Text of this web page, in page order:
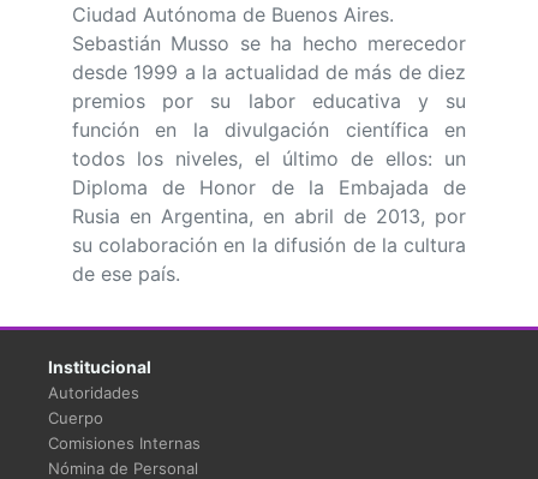
Ciudad Autónoma de Buenos Aires.
Sebastián Musso se ha hecho merecedor
desde 1999 a la actualidad de más de diez
premios por su labor educativa y su
función en la divulgación científica en
todos los niveles, el último de ellos: un
Diploma de Honor de la Embajada de
Rusia en Argentina, en abril de 2013, por
su colaboración en la difusión de la cultura
de ese país.
Institucional
Autoridades
Cuerpo
Comisiones Internas
Nómina de Personal